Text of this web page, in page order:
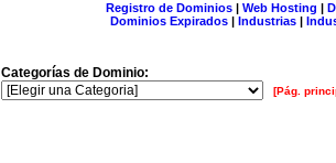
Registro de Dominios| Web Hosting |
Dominios Expirados | Industrias |
Categorías de Dominio:
[Pág.